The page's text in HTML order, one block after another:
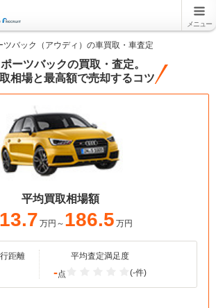
メニュー
ツバック（アウディ）の車買取・車査定
ーツバックの買取・査定。
相場と最高額で売却するコツ
平均買取相場額
万円～ 186.5 万円
距離 平均査定満足度
-点 (-件)